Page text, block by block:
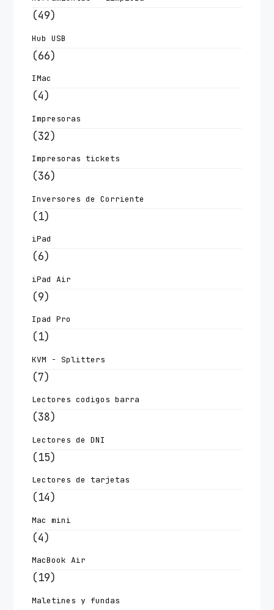
(49)
Hub USB
(66)
IMac
(4)
Impresoras
(32)
Impresoras tickets
(36)
Inversores de Corriente
(1)
iPad
(6)
iPad Air
(9)
Ipad Pro
(1)
KVM - Splitters
(7)
Lectores codigos barra
(38)
Lectores de DNI
(15)
Lectores de tarjetas
(14)
Mac mini
(4)
MacBook Air
(19)
Maletines y fundas